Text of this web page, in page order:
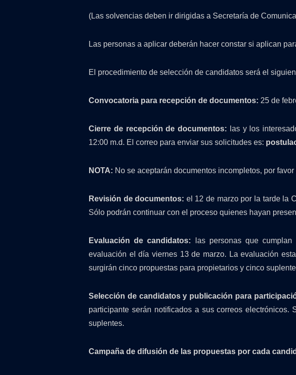
(Las solvencias deben ir dirigidas a Secretaría de
Las personas a aplicar deberán hacer constar si aplican
El procedimiento de selección de candidatos será el
Convocatoria para recepción de documentos: 25 de
Cierre de recepción de documentos:
las y los
12:00 m.d. El correo para enviar sus solicitudes es:
NOTA: No se aceptarán documentos incompletos, por
Revisión de documentos: el 12 de marzo por la tarde la
Sólo podrán continuar con el proceso quienes hayan
Evaluación de candidatos: las personas que
evaluación el día viernes 13 de marzo. La evaluación
surgirán cinco propuestas para propietarios y cinco
Selección de candidatos y publicación para
participante serán notificados a sus correos
suplentes.
Campaña de difusión de las propuestas por cada